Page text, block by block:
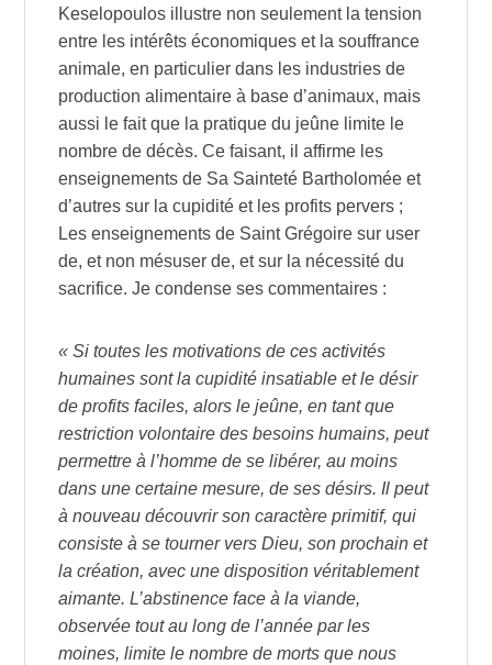
Keselopoulos illustre non seulement la tension
entre les intérêts économiques et la souffrance
animale, en particulier dans les industries de
production alimentaire à base d’animaux, mais
aussi le fait que la pratique du jeûne limite le
nombre de décès. Ce faisant, il affirme les
enseignements de Sa Sainteté Bartholomée et
d’autres sur la cupidité et les profits pervers ;
Les enseignements de Saint Grégoire sur user
de, et non mésuser de, et sur la nécessité du
sacrifice. Je condense ses commentaires :
« Si toutes les motivations de ces activités
humaines sont la cupidité insatiable et le désir
de profits faciles, alors le jeûne, en tant que
restriction volontaire des besoins humains, peut
permettre à l’homme de se libérer, au moins
dans une certaine mesure, de ses désirs. Il peut
à nouveau découvrir son caractère primitif, qui
consiste à se tourner vers Dieu, son prochain et
la création, avec une disposition véritablement
aimante. L’abstinence face à la viande,
observée tout au long de l’année par les
moines, limite le nombre de morts que nous